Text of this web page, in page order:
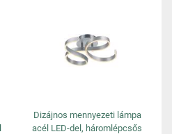
Dizájnos mennyezeti lámpa
acél LED-del, háromlépcsős